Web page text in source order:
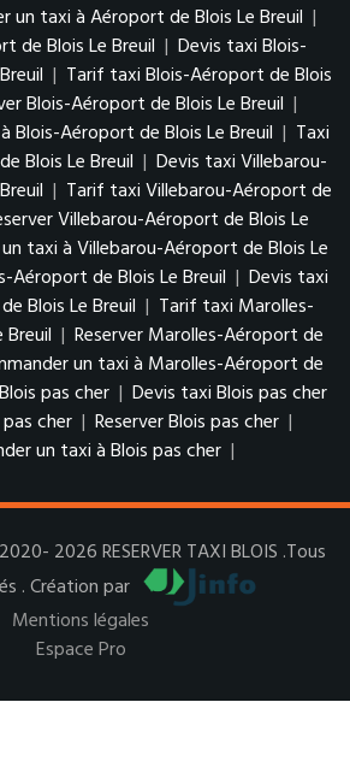
un taxi à Aéroport de Blois Le Breuil |
de Blois Le Breuil | Devis taxi Blois-
| Tarif taxi Blois-Aéroport de Blois
Blois-Aéroport de Blois Le Breuil |
Blois-Aéroport de Blois Le Breuil | Taxi
Blois Le Breuil | Devis taxi Villebarou-
| Tarif taxi Villebarou-Aéroport de
Villebarou-Aéroport de Blois Le
taxi à Villebarou-Aéroport de Blois Le
Aéroport de Blois Le Breuil | Devis taxi
Blois Le Breuil | Tarif taxi Marolles-
| Reserver Marolles-Aéroport de
un taxi à Marolles-Aéroport de
pas cher | Devis taxi Blois pas cher
cher | Reserver Blois pas cher |
un taxi à Blois pas cher |
2026 RESERVER TAXI BLOIS .Tous
. Création par
Mentions légales
Espace Pro